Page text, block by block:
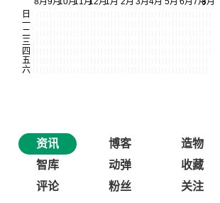
资讯 博客
造物
智库
动弹
收藏
评论
粉丝 关注